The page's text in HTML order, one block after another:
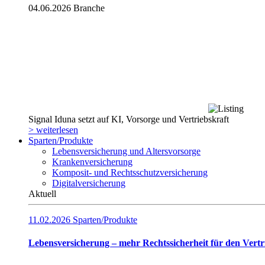
04.06.2026 Branche
Signal Iduna setzt auf KI, Vorsorge und Vertriebskraft
> weiterlesen
Sparten/Produkte
Lebensversicherung und Altersvorsorge
Krankenversicherung
Komposit- und Rechtsschutzversicherung
Digitalversicherung
Aktuell
11.02.2026 Sparten/Produkte
Lebensversicherung – mehr Rechtssicherheit für den